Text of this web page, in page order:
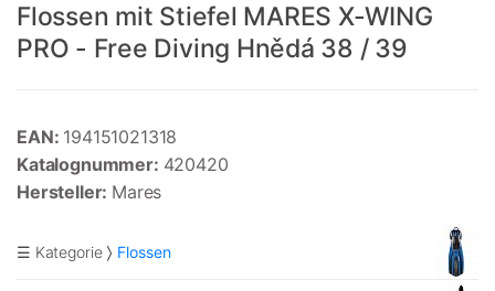
Flossen mit Stiefel MARES X-WING
PRO - Free Diving Hnědá 38 / 39
EAN: 194151021318
Katalognummer: 420420
Hersteller: Mares
☰ Kategorie Flossen